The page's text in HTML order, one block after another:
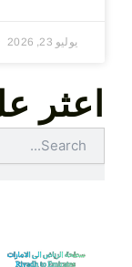
يوليو 23, 2026
اعثر